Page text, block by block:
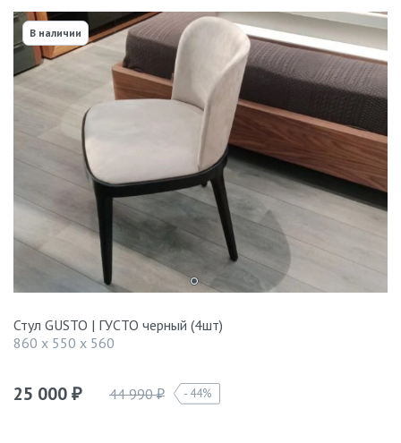
В наличии
Стул GUSTO | ГУСТО черный (4шт)
860 x 550 x 560
25 000 ₽ 44 990₽ 44%